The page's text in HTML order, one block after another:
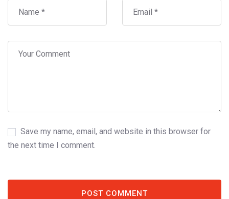
Save my name, email, and website in this browser for
the next time I comment.